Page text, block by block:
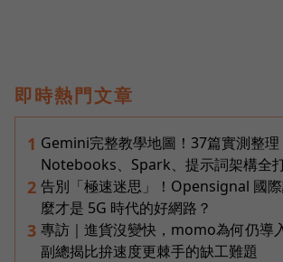
即時熱門文章
1 Gemini完整教學地圖！37篇實測整理
Notebooks、Spark、提示詞架構全
2 告別「極速迷思」！Opensignal 國
麼才是 5G 時代的好網路？
3 專訪｜進貨沒變快，momo為何仍導
副總揭比拚速度更棘手的缺工難題